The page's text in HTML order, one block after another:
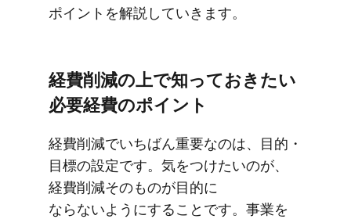
ポイントを​解説していきます。
経費削減の​上で​知って​おきたい​
必要経費の​ポイント
経費削減で​いちばん重要なのは、​目的・
目標の​設定です。​気を​つけたいのが、​
経費削減​その​ものが​目的に​
ならないように​する​ことです。​事業を​